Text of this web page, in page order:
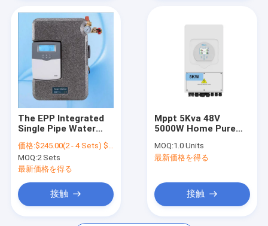
製品
企業情報
お問い合わせ
格子太陽インバーターを離れて
太陽水ポンプインバーター
DCソーラーインバーター
The EPP Integrated
Single Pipe Water
SR11L-SR288
(SR961S Substitute)
Workstation For
Systems
価格:$245.00(2 - 4 Sets) $235.00(5 - 9 Sets) $225.00(>=10 Sets)
MOQ:2 Sets
最新価格を得る
接触
Mppt 5Kva 48V
5000W Home Pure
Hybrid Inverter Sofar
Solar Hybrid Inverter
MOQ:1.0 Units
最新価格を得る
接触